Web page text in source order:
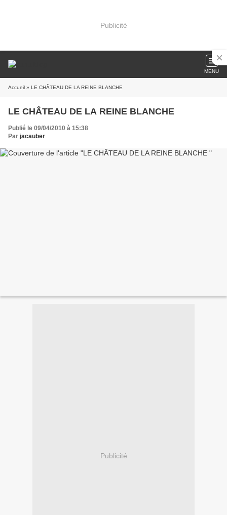
Publicité
MENU
Accueil » LE CHÂTEAU DE LA REINE BLANCHE
LE CHÂTEAU DE LA REINE BLANCHE
Publié le 09/04/2010 à 15:38
Par jacauber
Publicité